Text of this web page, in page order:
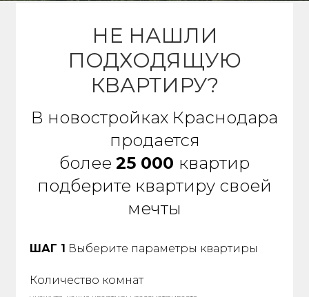
НЕ НАШЛИ
ПОДХОДЯЩУЮ
КВАРТИРУ?
В новостройках Краснодара
продается
более 25 000 квартир
подберите квартиру своей
мечты
ШАГ 1 Выберите параметры квартиры
Количество комнат